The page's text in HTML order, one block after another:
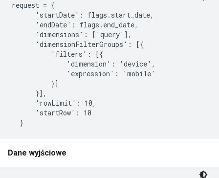
request = {
      'startDate': flags.start_date,
      'endDate': flags.end_date,
      'dimensions': ['query'],
      'dimensionFilterGroups': [{
          'filters': [{
              'dimension': 'device',
              'expression': 'mobile'
          }]
      }],
      'rowLimit': 10,
      'startRow': 10
Dane wyjściowe